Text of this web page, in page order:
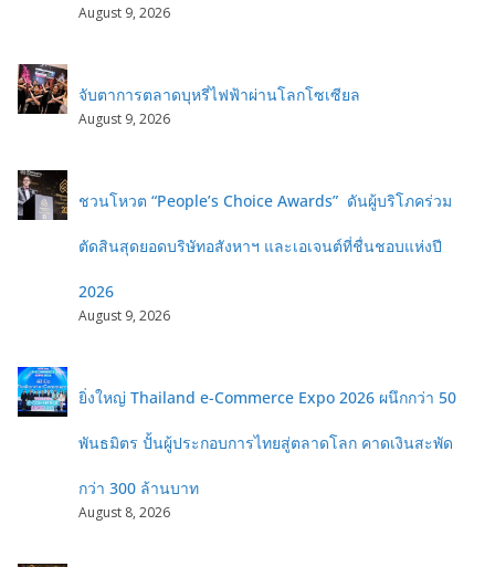
August 9, 2026
จับตาการตลาดบุหรี่ไฟฟ้าผ่านโลกโซเซียล
August 9, 2026
ชวนโหวต “People’s Choice Awards” ดันผู้บริโภคร่วม
ตัดสินสุดยอดบริษัทอสังหาฯ และเอเจนต์ที่ชื่นชอบแห่งปี
2026
August 9, 2026
ยิ่งใหญ่ Thailand e-Commerce Expo 2026 ผนึกกว่า 50
พันธมิตร ปั้นผู้ประกอบการไทยสู่ตลาดโลก คาดเงินสะพัด
กว่า 300 ล้านบาท
August 8, 2026